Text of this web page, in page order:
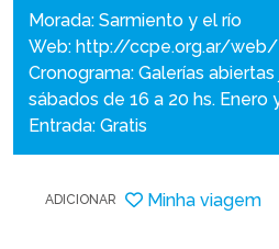
Morada: Sarmiento y el río
Web: http://ccpe.org.ar/web/
Cronograma: Galerías
sábados de 16 a 20 hs. Enero
Entrada: Gratis
ADICIONAR Minha viagem